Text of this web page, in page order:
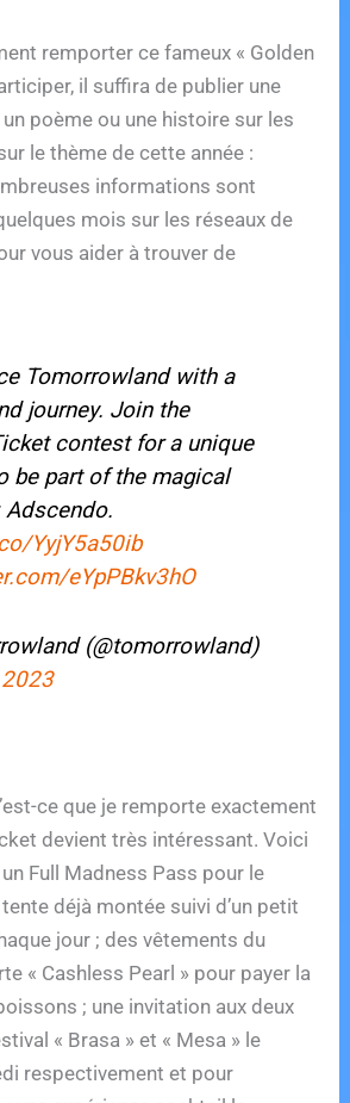
remporter ce fameux « Golden
il suffira de publier une
poème ou une histoire sur les
le thème de cette année :
informations sont
mois sur les réseaux de
vous aider à trouver de
Tomorrowland with a
journey. Join the
contest for a unique
be part of the magical
Adscendo.
YyjY5a50ib
eYpPBkv3hO
(@tomorrowland)
ce que je remporte exactement
devient très intéressant. Voici
Full Madness Pass pour le
déjà montée suivi d’un petit
jour ; des vêtements du
« Cashless Pearl » pour payer la
; une invitation aux deux
« Brasa » et « Mesa » le
respectivement et pour